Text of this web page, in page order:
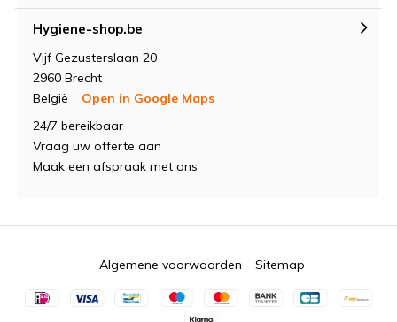
Hygiene-shop.be
Vijf Gezusterslaan 20
2960 Brecht
België
Open in Google Maps
24/7 bereikbaar
Vraag uw offerte aan
Maak een afspraak met ons
Algemene voorwaarden Sitemap